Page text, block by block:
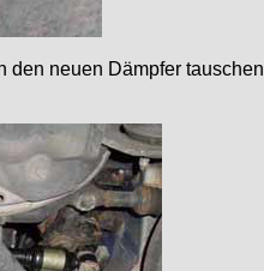
den neuen Dämpfer tauschen